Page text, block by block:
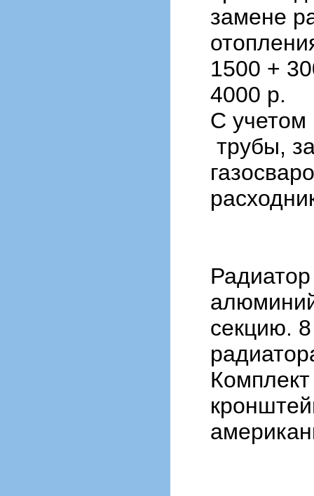
замене
1500 +
4000 р.
С учетом
трубы,
секцию.